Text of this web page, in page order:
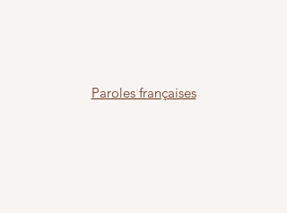
Paroles françaises